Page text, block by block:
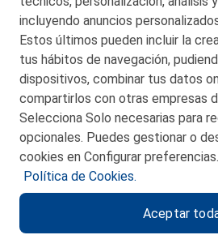
CONTACTO
MAPA WEB
POLITICA DE
POLITICA DE
incluyendo anuncios
Estos últimos pueden incluir la
tus hábitos de navegación,
dispositivos, combinar tus datos
compartirlos con otras empresas
Selecciona Solo necesarias para
opcionales. Puedes gestionar o
cookies en Configurar
Política de Cookies.
Aceptar